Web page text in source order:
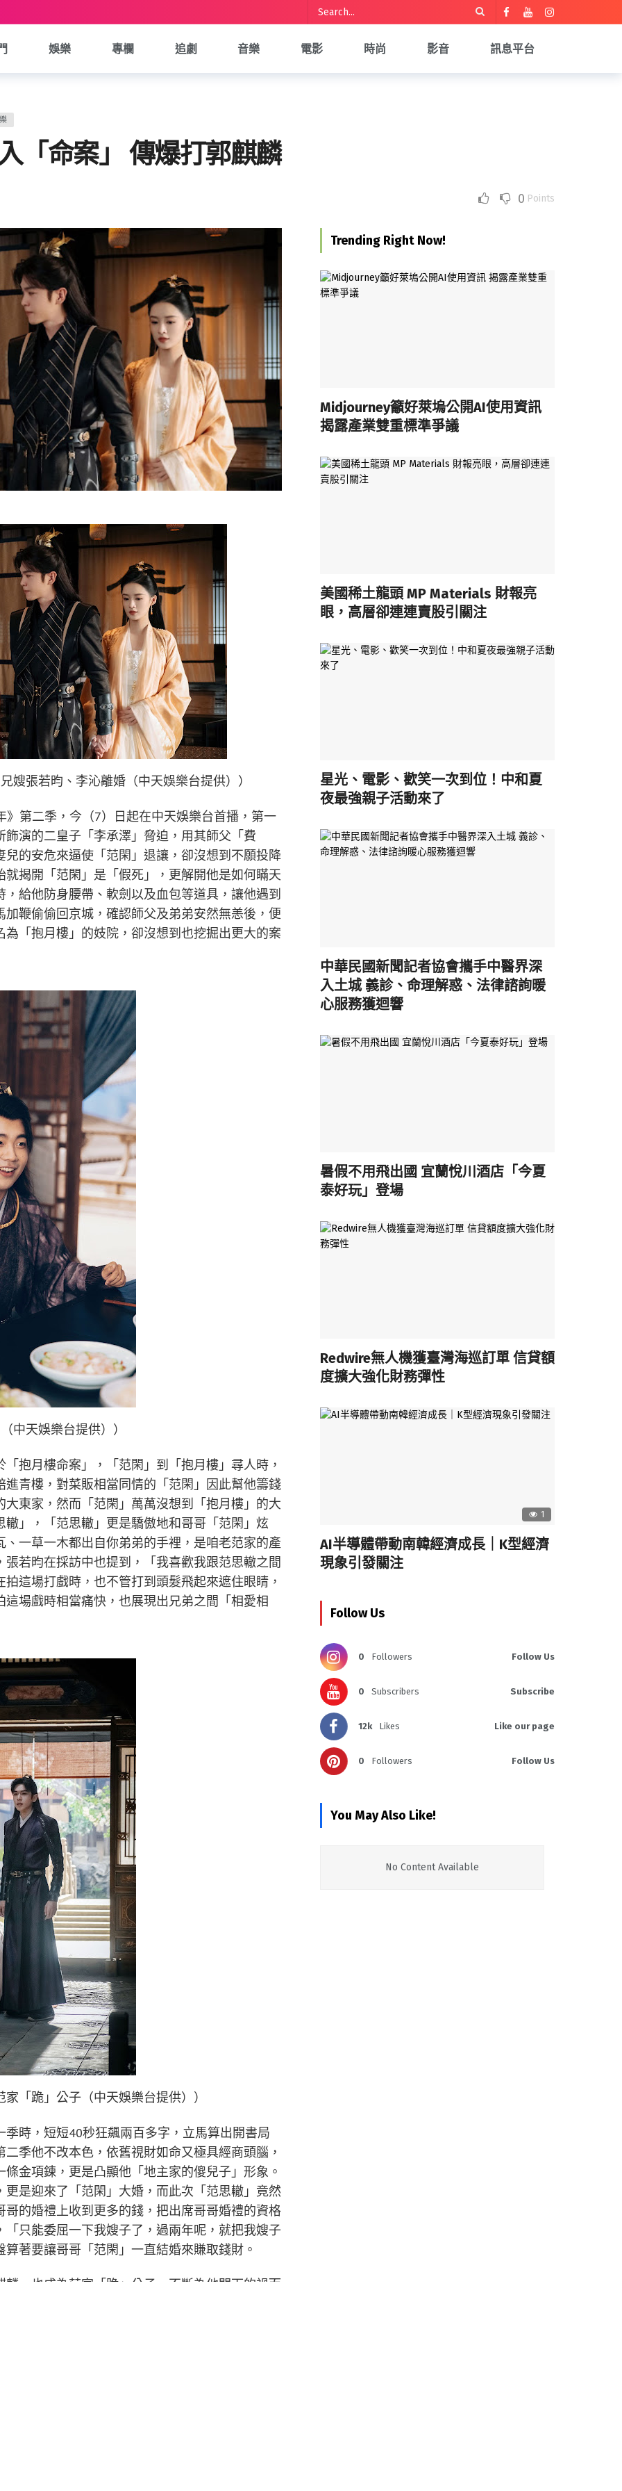
娛樂 專欄 追劇 音樂 電影 時尚 影音 訊息平台
「命案」 傳爆打郭麒麟
0 Points
嫂張若昀、李沁離婚（中天娛樂台提供））
》第二季，今（7）日起在中天娛樂台首播，第一
演的二皇子「李承澤」脅迫，用其師父「費
的安危來逼使「范閑」退讓，卻沒想到不願投降
揭開「范閑」是「假死」，更解開他是如何瞞天
給他防身腰帶、軟劍以及血包等道具，讓他遇到
鞭偷偷回京城，確認師父及弟弟安然無恙後，便
「抱月樓」的妓院，卻沒想到也挖掘出更大的案
中天娛樂台提供））
抱月樓命案」，「范閑」到「抱月樓」尋人時，
青樓，對菜販相當同情的「范閑」因此幫他籌錢
東家，然而「范閑」萬萬沒想到「抱月樓」的大
」，「范思轍」更是驕傲地和哥哥「范閑」炫
一草一木都出自你弟弟的手裡，是咱老范家的產
若昀在採訪中也提到，「我喜歡我跟范思轍之間
這場打戲時，也不管打到頭髮飛起來遮住眼睛，
場戲時相當痛快，也展現出兄弟之間「相愛相
「跪」公子（中天娛樂台提供））
時，短短40秒狂飆兩百多字，立馬算出開書局
季他不改本色，依舊視財如命又極具經商頭腦，
金項鍊，更是凸顯他「地主家的傻兒子」形象。
是迎來了「范閑」大婚，而此次「范思轍」竟然
的婚禮上收到更多的錢，把出席哥哥婚禮的資格
只能委屈一下我嫂子了，過兩年呢，就把我嫂子
著要讓哥哥「范閑」一直結婚來賺取錢財。
，也成為范家「跪」公子，不斷為他闖下的禍而
Trending Right Now!
Midjourney籲好萊塢公開AI使用資訊
揭露產業雙重標準爭議
美國稀土龍頭 MP Materials 財報亮
眼，高層卻連連賣股引關注
星光、電影、歡笑一次到位！中和夏
夜最強親子活動來了
中華民國新聞記者協會攜手中醫界深
入土城 義診、命理解惑、法律諮詢暖
心服務獲迴響
暑假不用飛出國 宜蘭悅川酒店「今夏
泰好玩」登場
Redwire無人機獲臺灣海巡訂單 信貸額
度擴大強化財務彈性
1
AI半導體帶動南韓經濟成長｜K型經濟
現象引發關注
Follow Us
0 Followers Follow Us
0 Subscribers Subscribe
12k Likes Like our page
0 Followers Follow Us
You May Also Like!
No Content Available